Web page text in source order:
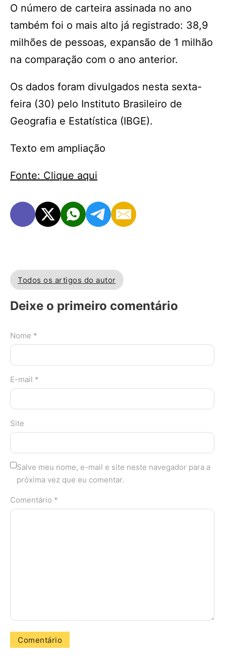
O número de carteira assinada no ano
também foi o mais alto já registrado: 38,9
milhões de pessoas, expansão de 1 milhão
na comparação com o ano anterior.
Os dados foram divulgados nesta sexta-
feira (30) pelo Instituto Brasileiro de
Geografia e Estatística (IBGE).
Texto em ampliação
Fonte: Clique aqui
Todos os artigos do autor
Deixe o primeiro comentário
Nome *
E-mail *
Site
Salve meu nome, e-mail e site neste navegador para a
próxima vez que eu comentar.
Comentário *